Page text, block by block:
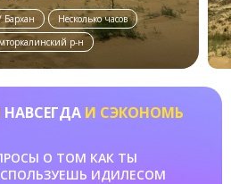
Несколько часов
р-н
НАВСЕГДА И СЭКОНОМЬ
О ТОМ КАК ТЫ
ИДИЛЕСОМ